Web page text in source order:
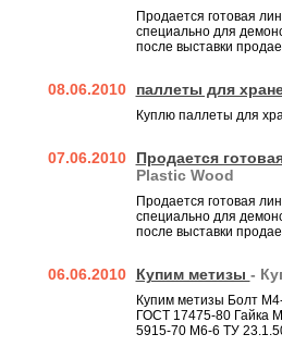
Продается готовая
специально для
после выставки
08.06.2010 паллеты для
Куплю паллеты для
07.06.2010
Продается
Plastic Wood
Продается готовая
специально для
после выставки
06.06.2010 Купим метизы -
Купим метизы Болт
ГОСТ 17475-80
5915-70 М6-6 ТУ